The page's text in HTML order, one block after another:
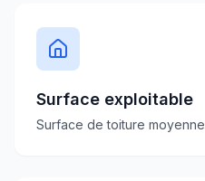
Surface exploitable
Surface de toiture moyenne